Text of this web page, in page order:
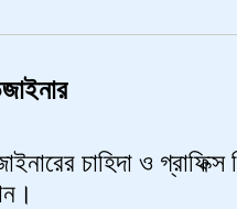
চাহিদা ও